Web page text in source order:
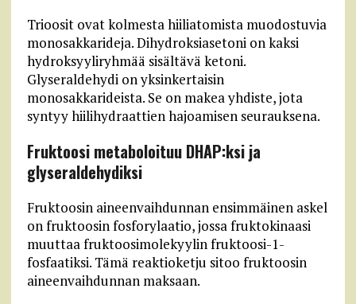
Trioosit ovat kolmesta hiiliatomista muodostuvia
monosakkarideja. Dihydroksiasetoni on kaksi
hydroksyyliryhmää sisältävä ketoni.
Glyseraldehydi on yksinkertaisin
monosakkarideista. Se on makea yhdiste, jota
syntyy hiilihydraattien hajoamisen seurauksena.
Fruktoosi metaboloituu DHAP:ksi ja
glyseraldehydiksi
Fruktoosin aineenvaihdunnan ensimmäinen askel
on fruktoosin fosforylaatio, jossa fruktokinaasi
muuttaa fruktoosimolekyylin fruktoosi-1-
fosfaatiksi. Tämä reaktioketju sitoo fruktoosin
aineenvaihdunnan maksaan.